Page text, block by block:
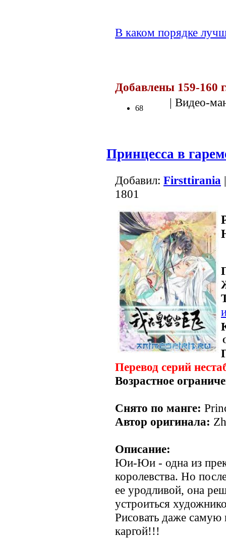
В каком порядке
Добавлены 159-160
68 | Видео-
Принцесса в
Добавил: Firsttirania
1801
Перевод серий
Возрастное
Снято по манге:
Автор оригинала:
Описание:
Юи-Юи - одна из
королевства. Но
ее уродливой, она
устроиться
Рисовать даже самую
каргой!!!